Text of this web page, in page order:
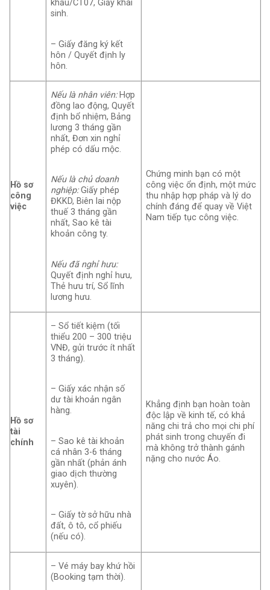
khẩu/CT07, Giấy khai
sinh.
– Giấy đăng ký kết
hôn / Quyết định ly
hôn.
Hồ sơ
công
việc
Nếu là nhân viên:Hợp
đồng lao động, Quyết
định bổ nhiệm, Bảng
lương 3 tháng gần
nhất, Đơn xin nghỉ
phép có dấu mộc.
Nếu là chủ doanh
nghiệp:Giấy phép
ĐKKD, Biên lai nộp
thuế 3 tháng gần
nhất, Sao kê tài
khoản công ty.
Nếu đã nghỉ hưu:
Quyết định nghỉ hưu,
Thẻ hưu trí, Sổ lĩnh
lương hưu.
Chứng minh bạn có một
công việc ổn định, một mức
thu nhập hợp pháp và lý do
chính đáng để quay về Việt
Nam tiếp tục công việc.
Hồ sơ
tài
chính
– Sổ tiết kiệm (tối
thiểu 200 – 300 triệu
VNĐ, gửi trước ít nhất
3 tháng).
– Giấy xác nhận số
dư tài khoản ngân
hàng.
– Sao kê tài khoản
cá nhân 3-6 tháng
gần nhất (phản ánh
giao dịch thường
xuyên).
– Giấy tờ sở hữu nhà
đất, ô tô, cổ phiếu
(nếu có).
Khẳng định bạn hoàn toàn
độc lập về kinh tế, có khả
năng chi trả cho mọi chi phí
phát sinh trong chuyến đi
mà không trở thành gánh
nặng cho nước Áo.
– Vé máy bay khứ hồi
(Booking tạm thời).